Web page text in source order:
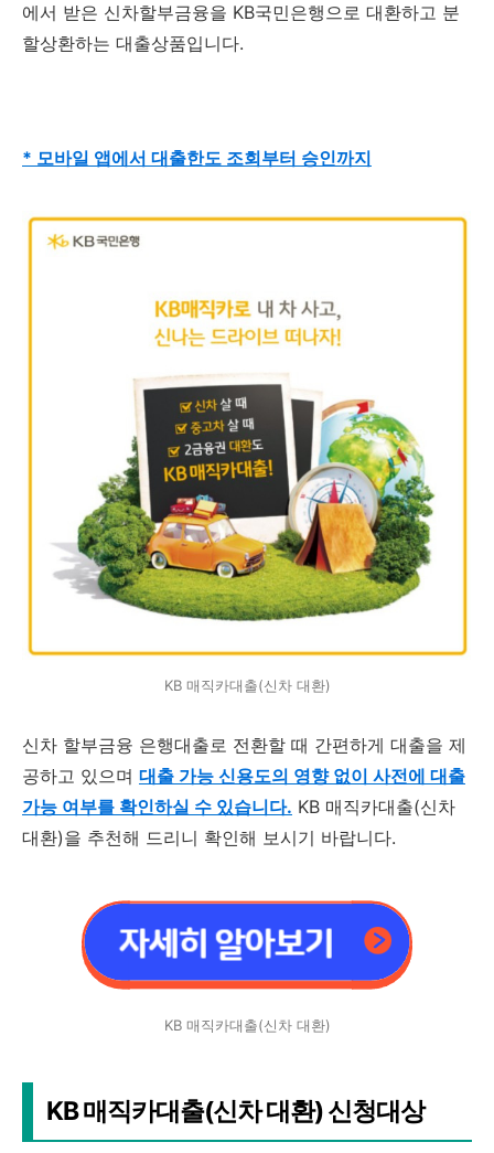
에서 받은 신차할부금융을 KB국민은행으로 대환하고 분
할상환하는 대출상품입니다.
* 모바일 앱에서 대출한도 조회부터 승인까지
KB 매직카대출(신차 대환)
신차 할부금융 은행대출로 전환할 때 간편하게 대출을 제
공하고 있으며 대출 가능 신용도의 영향 없이 사전에 대출
가능 여부를 확인하실 수 있습니다. KB 매직카대출(신차
대환)을 추천해 드리니 확인해 보시기 바랍니다.
KB 매직카대출(신차 대환)
KB 매직카대출(신차 대환) 신청대상